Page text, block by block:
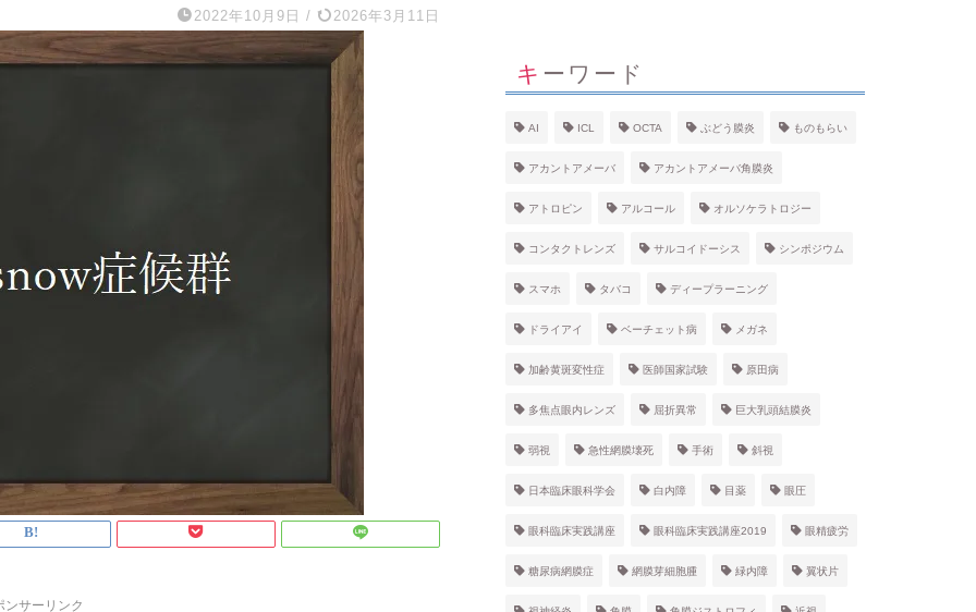
2022年10月9日 / 2026年3月11日
ンサーリンク
キーワード
AI ICL OCTA ぶどう膜炎 ものもらい
アカントアメーバ アカントアメーバ角膜炎
アトロピン アルコール オルソケラトロジー
コンタクトレンズ サルコイドーシス シンポジウム
スマホ タバコ ディープラーニング
ドライアイ ベーチェット病 メガネ
加齢黄斑変性症 医師国家試験 原田病
多焦点眼内レンズ 屈折異常 巨大乳頭結膜炎
弱視 急性網膜壊死 手術 斜視
日本臨床眼科学会 白内障 目薬 眼圧
眼科臨床実践講座 眼科臨床実践講座2019 眼精疲労
糖尿病網膜症 網膜芽細胞腫 緑内障 翼状片